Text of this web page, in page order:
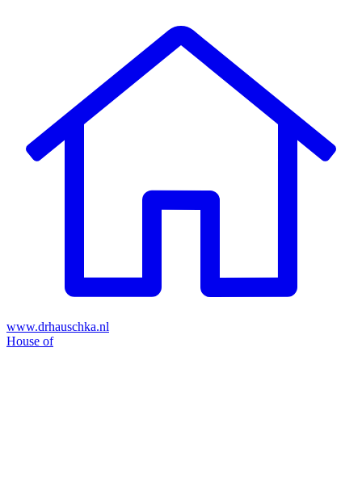
www.drhauschka.nl
House of